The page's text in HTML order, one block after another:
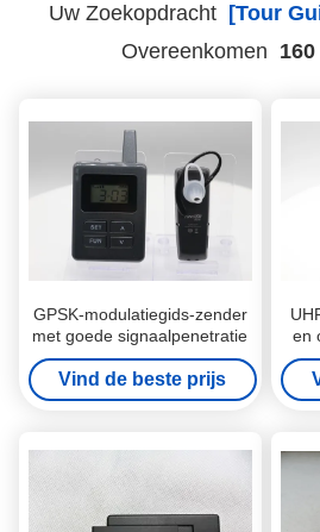
Uw Zoekopdracht [tour
Overeenkomen 160
GPSK-modulatiegids-zender
met goede signaalpenetratie
Vind de beste prijs
en